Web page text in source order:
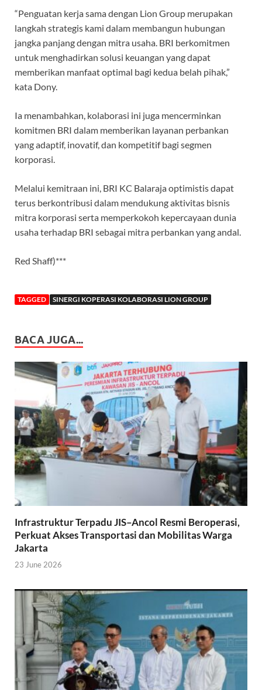
“Penguatan kerja sama dengan Lion Group merupakan
langkah strategis kami dalam membangun hubungan
jangka panjang dengan mitra usaha. BRI berkomitmen
untuk menghadirkan solusi keuangan yang dapat
memberikan manfaat optimal bagi kedua belah pihak,”
kata Dony.
Ia menambahkan, kolaborasi ini juga mencerminkan
komitmen BRI dalam memberikan layanan perbankan
yang adaptif, inovatif, dan kompetitif bagi segmen
korporasi.
Melalui kemitraan ini, BRI KC Balaraja optimistis dapat
terus berkontribusi dalam mendukung aktivitas bisnis
mitra korporasi serta memperkokoh kepercayaan dunia
usaha terhadap BRI sebagai mitra perbankan yang andal.
Red Shaff)***
TAGGED SINERGI KOPERASI KOLABORASI LION GROUP
BACA JUGA...
Infrastruktur Terpadu JIS–Ancol Resmi Beroperasi,
Perkuat Akses Transportasi dan Mobilitas Warga
Jakarta
23 June 2026